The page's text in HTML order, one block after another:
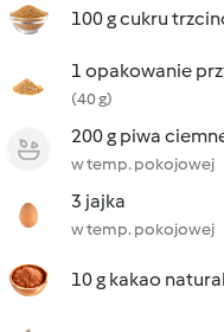
100 g cukru
1 opakowanie
(40 g)
200 g piwa
w temp. pokojowej
3 jajka
w temp. pokojowej
10 g kakao